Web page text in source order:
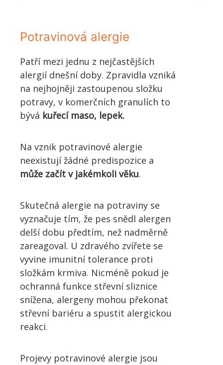
Potravinová alergie
Patří mezi jednu z nejčastějších
alergií dnešní doby. Zpravidla vzniká
na nejhojněji zastoupenou složku
potravy, v komerčních granulích to
bývá kuřecí maso, lepek.
Na vznik potravinové alergie
neexistují žádné predispozice a
může začít v jakémkoli věku.
Skutečná alergie na potraviny se
vyznačuje tím, že pes snědl alergen
delší dobu předtím, než nadměrně
zareagoval. U zdravého zvířete se
vyvine imunitní tolerance proti
složkám krmiva. Nicméně pokud je
ochranná funkce střevní sliznice
snížena, alergeny mohou překonat
střevní bariéru a spustit alergickou
reakci.
Projevy potravinové alergie jsou